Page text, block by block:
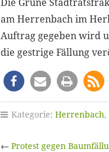
am Herrenbach im
Auftrag gegeben wird
die gestrige Fällung
Kategorie: Herrenbach,
← Protest gegen